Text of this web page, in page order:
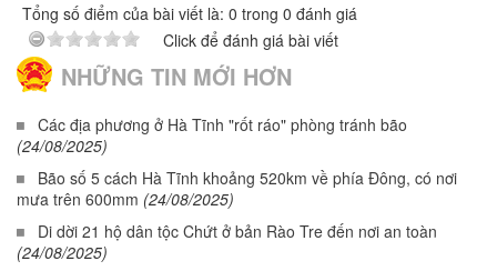
Tổng số điểm của bài viết là: 0 trong 0 đánh giá
Click để đánh giá bài viết
NHỮNG TIN MỚI HƠN
Các địa phương ở Hà Tĩnh "rốt ráo" phòng tránh bão
(24/08/2025)
Bão số 5 cách Hà Tĩnh khoảng 520km về phía Đông, có nơi
mưa trên 600mm (24/08/2025)
Di dời 21 hộ dân tộc Chứt ở bản Rào Tre đến nơi an toàn
(24/08/2025)